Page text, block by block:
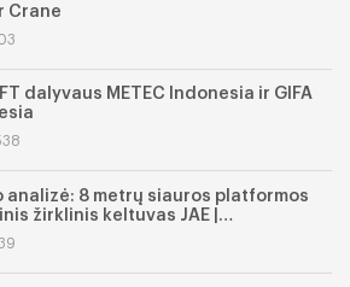
Crane
dalyvaus METEC Indonesia ir GIFA
analizė: 8 metrų siauros platformos
žirklinis keltuvas JAE |
skirtas darbams patalpose